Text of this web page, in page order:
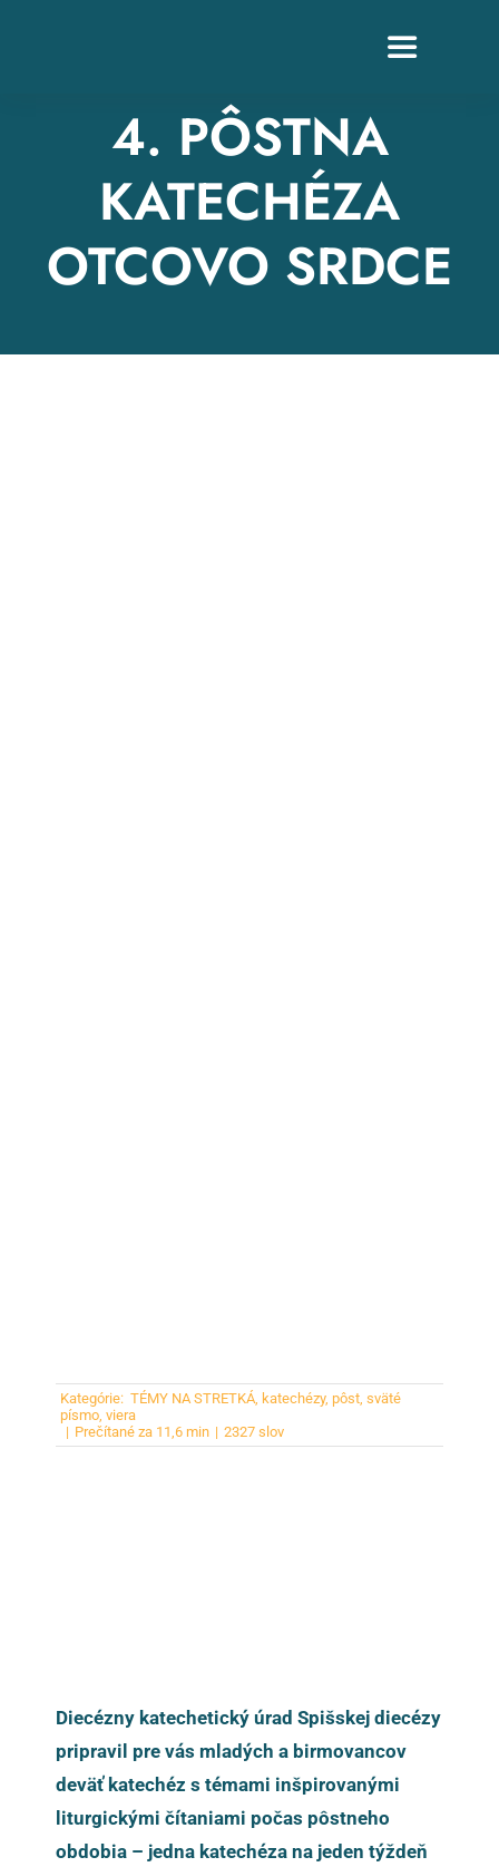
Toggle
4. PÔSTNA
KATECHÉZA
OTCOVO SRDCE
Kategórie: TÉMY NA STRETKÁ katechézy, pôst ,sväté
písmo ,viera
| Prečítané za 11,6 min | 2327 slov
Diecézny katechetický úrad Spišskej diecézy
pripravil pre vás mladých a birmovancov
deväť katechéz s témami inšpirovanými
liturgickými čítaniami počas pôstneho
obdobia – jedna katechéza na jeden týždeň